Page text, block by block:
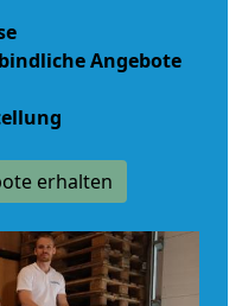
Angebote
erhalten